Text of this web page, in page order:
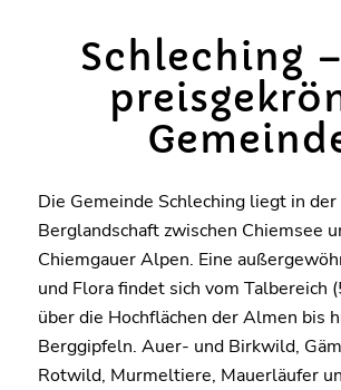
Schleching
Die Gemeinde Schleching liegt in
Berglandschaft zwischen Chiemsee
Chiemgauer Alpen. Eine
und Flora findet sich vom Talbereich
über die Hochflächen der Almen bis
Berggipfeln. Auer- und Birkwild,
Rotwild, Murmeltiere, Mauerläufer